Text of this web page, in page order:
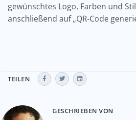
gewünschtes Logo, Farben und
anschließend auf „QR-Code
TEILEN
GESCHRIEBEN VON